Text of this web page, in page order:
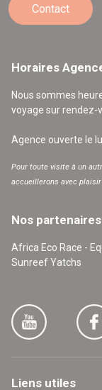
Contact
Horaires
Nous sommes
voyage sur rendez-
Agence ouverte le
Pour toute visite à un
accueillerons avec
Nos partenaires
Africa Eco Race -
Sunreef Yatchs
Liens utiles